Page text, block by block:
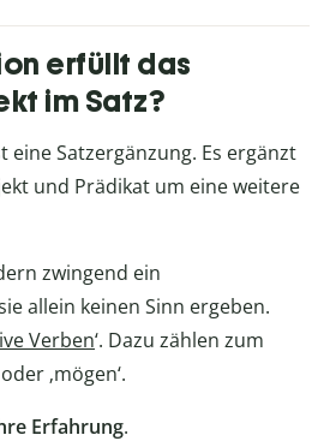
erfüllt das
im Satz?
eine Satzergänzung. Es ergänzt
und Prädikat um eine weitere
zwingend ein
allein keinen Sinn ergeben.
Verben‘. Dazu zählen zum
‚mögen‘.
Erfahrung.